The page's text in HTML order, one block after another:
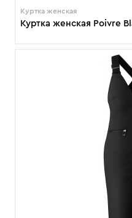
Куртка женская
Куртка женская Poivre